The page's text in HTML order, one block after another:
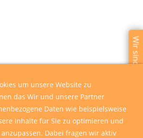
Wir sind für Sie da
um unsere Website zu
das Wir und unsere Partner
Daten wie beispielsweise
Inhalte für Sie zu optimieren und
Dabei fragen wir aktiv